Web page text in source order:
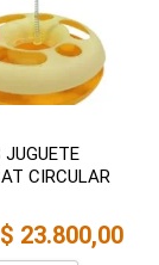
JUGUETE
CIRCULAR
$ 23.800,00